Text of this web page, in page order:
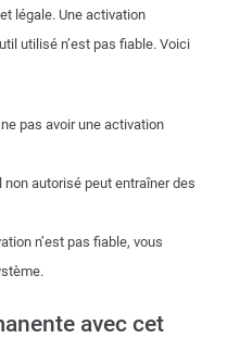
légale. Une activation
utilisé n’est pas fiable. Voici
pas avoir une activation
non autorisé peut entraîner des
n’est pas fiable, vous
avec cet